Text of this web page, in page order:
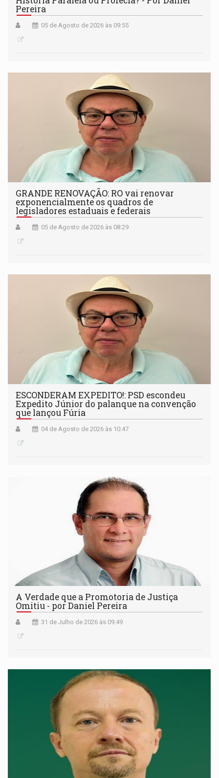
Pereira
05 de Agosto de 2026 às 09:55
GRANDE RENOVAÇÃO: RO vai renovar
exponencialmente os quadros de
legisladores estaduais e federais
05 de Agosto de 2026 às 08:29
ESCONDERAM EXPEDITO!: PSD escondeu
Expedito Júnior do palanque na convenção
que lançou Fúria
04 de Agosto de 2026 às 10:47
A Verdade que a Promotoria de Justiça
Omitiu - por Daniel Pereira
31 de Julho de 2026 às 09:49